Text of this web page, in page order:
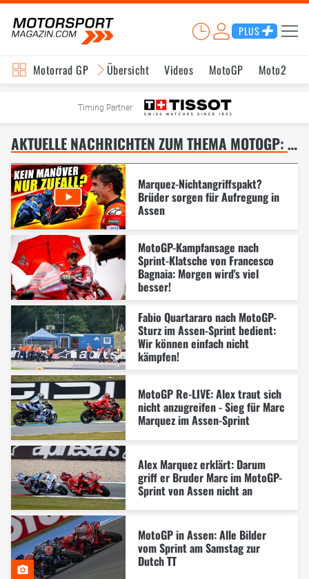
PLUS
Motorrad GP Übersicht Videos MotoGP Moto2
Timing Partner
AKTUELLE NACHRICHTEN ZUM THEMA MOTOGP: DUTCH TT IN ASSEN – SEITE 4
Marquez-Nichtangriffspakt?
Brüder sorgen für Aufregung in
Assen
MotoGP-Kampfansage nach
Sprint-Klatsche von Francesco
Bagnaia: Morgen wird's viel
besser!
Fabio Quartararo nach MotoGP-
Sturz im Assen-Sprint bedient:
Wir können einfach nicht
kämpfen!
MotoGP Re-LIVE: Alex traut sich
nicht anzugreifen - Sieg für Marc
Marquez im Assen-Sprint
Alex Marquez erklärt: Darum
griff er Bruder Marc im MotoGP-
Sprint von Assen nicht an
MotoGP in Assen: Alle Bilder
vom Sprint am Samstag zur
Dutch TT